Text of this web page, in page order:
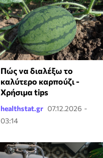
Πώς να διαλέξω το
καλύτερο καρπούζι -
Χρήσιμα tips
healthstat.gr 07.12.2026 -
03:14